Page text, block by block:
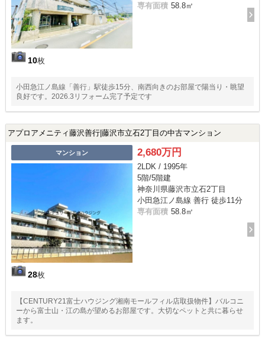
10枚
専有面積 58.8㎡
小田急江ノ島線「善行」駅徒歩15分、南西向きのお部屋で陽当り・眺望
良好です。2026.3リフォーム完了予定です
アプロアメニティ藤沢善行|藤沢市立石2丁目の中古マンション
マンション
28枚
2,680万円
2LDK / 1995年
5階/5階建
神奈川県藤沢市立石2丁目
小田急江ノ島線 善行 徒歩11分
専有面積 58.8㎡
【CENTURY21富士ハウジング湘南モールフィル店取扱物件】バルコニ
ーから富士山・江の島が望めるお部屋です。大切なペットと共に暮らせ
ます。